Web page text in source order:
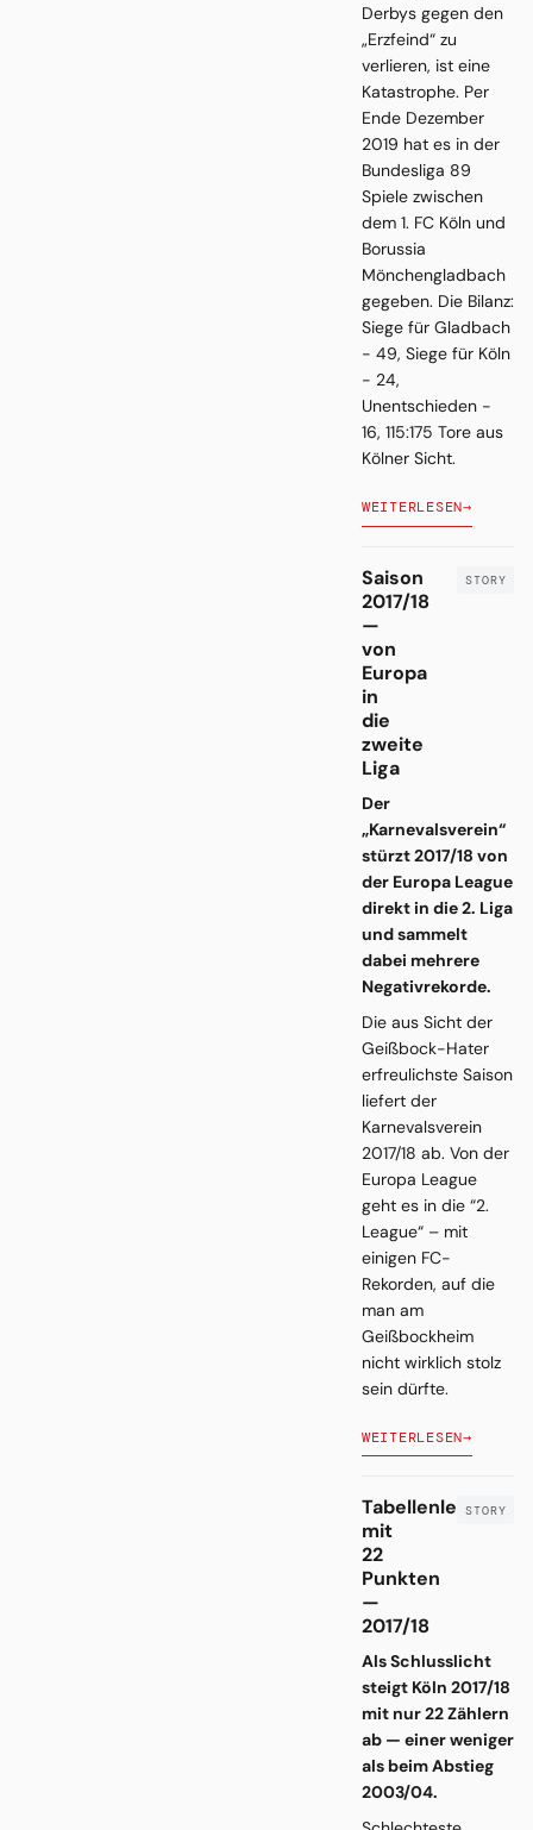
Derbys gegen den
„Erzfeind“ zu
verlieren, ist eine
Katastrophe. Per
Ende Dezember
2019 hat es in der
Bundesliga 89
Spiele zwischen
dem 1. FC Köln und
Borussia
Mönchengladbach
gegeben. Die Bilanz:
Siege für Gladbach
- 49, Siege für Köln
- 24,
Unentschieden -
16, 115:175 Tore aus
Kölner Sicht.
WEITERLESEN→
Saison
2017/18
—
von
Europa
in
die
zweite
Liga
Der
„Karnevalsverein“
stürzt 2017/18 von
der Europa League
direkt in die 2. Liga
und sammelt
dabei mehrere
Negativrekorde.
Die aus Sicht der
Geißbock-Hater
erfreulichste Saison
liefert der
Karnevalsverein
2017/18 ab. Von der
Europa League
geht es in die “2.
League“ – mit
einigen FC-
Rekorden, auf die
man am
Geißbockheim
nicht wirklich stolz
sein dürfte.
WEITERLESEN→
Tabellenletzter
mit
22
Punkten
—
2017/18
Als Schlusslicht
steigt Köln 2017/18
mit nur 22 Zählern
ab — einer weniger
als beim Abstieg
2003/04.